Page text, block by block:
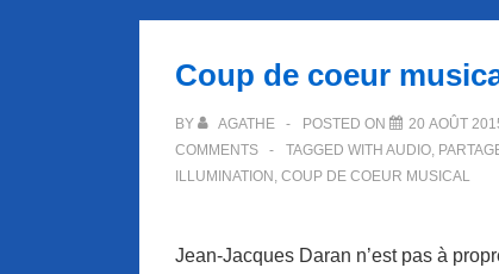
Coup de coeur
BY AGATHE POSTED ON 20 AOÛT
COMMENTS
TAGGED WITH AUDIO,
ILLUMINATION , COUP DE COEUR MUSICAL
Jean-Jacques Daran n’est pas à